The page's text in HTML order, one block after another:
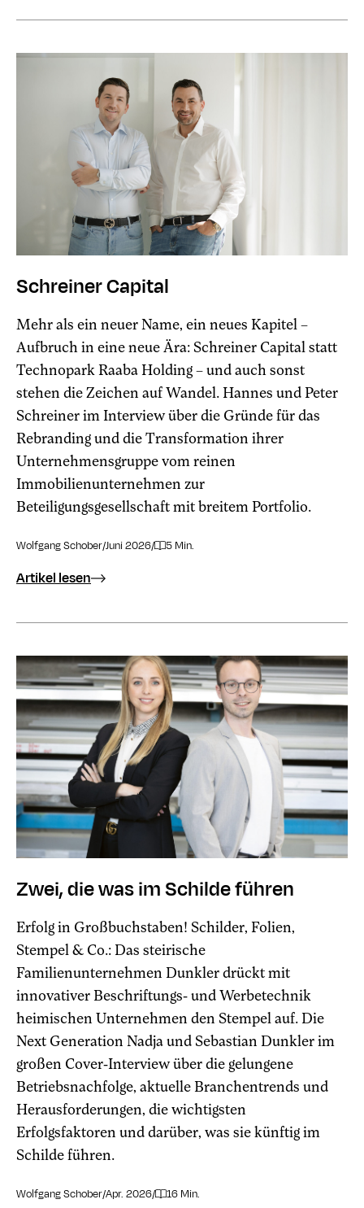
Schreiner Capital
Mehr als ein neuer Name, ein neues Kapitel –
Aufbruch in eine neue Ära: Schreiner Capital statt
Technopark Raaba Holding – und auch sonst
stehen die Zeichen auf Wandel. Hannes und Peter
Schreiner im Interview über die Gründe für das
Rebranding und die Transformation ihrer
Unternehmensgruppe vom reinen
Immobilienunternehmen zur
Beteiligungsgesellschaft mit breitem Portfolio.
Wolfgang Schober/Juni 2026/ 5 Min.
Artikel lesen
Zwei, die was im Schilde führen
Erfolg in Großbuchstaben! Schilder, Folien,
Stempel & Co.: Das steirische
Familienunternehmen Dunkler drückt mit
innovativer Beschriftungs- und Werbetechnik
heimischen Unternehmen den Stempel auf. Die
Next Generation Nadja und Sebastian Dunkler im
großen Cover-Interview über die gelungene
Betriebsnachfolge, aktuelle Branchentrends und
Herausforderungen, die wichtigsten
Erfolgsfaktoren und darüber, was sie künftig im
Schilde führen.
Wolfgang Schober/Apr. 2026/ 16 Min.